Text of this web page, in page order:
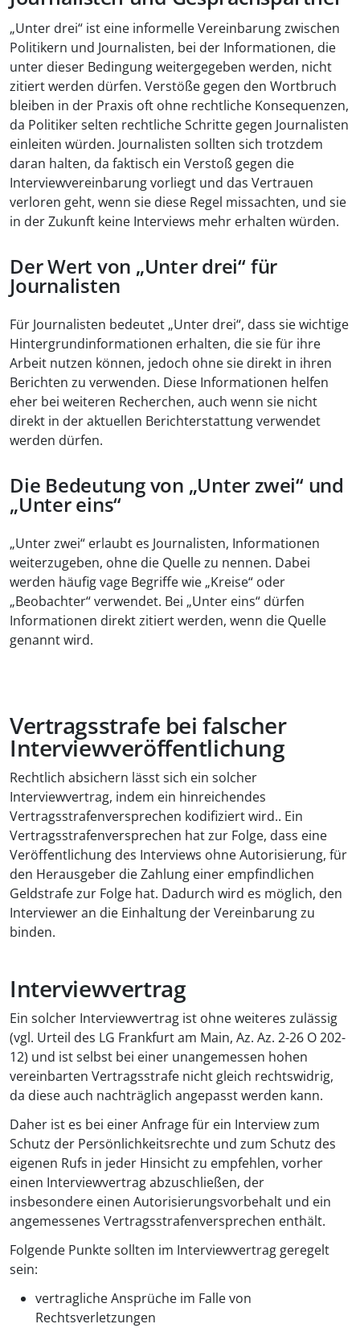
„Unter drei“ ist eine informelle Vereinbarung zwischen
Politikern und Journalisten, bei der Informationen, die
unter dieser Bedingung weitergegeben werden, nicht
zitiert werden dürfen. Verstöße gegen den Wortbruch
bleiben in der Praxis oft ohne rechtliche Konsequenzen,
da Politiker selten rechtliche Schritte gegen Journalisten
einleiten würden. Journalisten sollten sich trotzdem
daran halten, da faktisch ein Verstoß gegen die
Interviewvereinbarung vorliegt und das Vertrauen
verloren geht, wenn sie diese Regel missachten, und sie
in der Zukunft keine Interviews mehr erhalten würden.
Der Wert von „Unter drei“ für
Journalisten
Für Journalisten bedeutet „Unter drei“, dass sie wichtige
Hintergrundinformationen erhalten, die sie für ihre
Arbeit nutzen können, jedoch ohne sie direkt in ihren
Berichten zu verwenden. Diese Informationen helfen
eher bei weiteren Recherchen, auch wenn sie nicht
direkt in der aktuellen Berichterstattung verwendet
werden dürfen.
Die Bedeutung von „Unter zwei“ und
„Unter eins“
„Unter zwei“ erlaubt es Journalisten, Informationen
weiterzugeben, ohne die Quelle zu nennen. Dabei
werden häufig vage Begriffe wie „Kreise“ oder
„Beobachter“ verwendet. Bei „Unter eins“ dürfen
Informationen direkt zitiert werden, wenn die Quelle
genannt wird.
Vertragsstrafe bei falscher
Interviewveröffentlichung
Rechtlich absichern lässt sich ein solcher
Interviewvertrag, indem ein hinreichendes
Vertragsstrafenversprechen kodifiziert wird.. Ein
Vertragsstrafenversprechen hat zur Folge, dass eine
Veröffentlichung des Interviews ohne Autorisierung, für
den Herausgeber die Zahlung einer empfindlichen
Geldstrafe zur Folge hat. Dadurch wird es möglich, den
Interviewer an die Einhaltung der Vereinbarung zu
binden.
Interviewvertrag
Ein solcher Interviewvertrag ist ohne weiteres zulässig
(vgl. Urteil des LG Frankfurt am Main, Az. Az. 2-26 O 202-
12) und ist selbst bei einer unangemessen hohen
vereinbarten Vertragsstrafe nicht gleich rechtswidrig,
da diese auch nachträglich angepasst werden kann.
Daher ist es bei einer Anfrage für ein Interview zum
Schutz der Persönlichkeitsrechte und zum Schutz des
eigenen Rufs in jeder Hinsicht zu empfehlen, vorher
einen Interviewvertrag abzuschließen, der
insbesondere einen Autorisierungsvorbehalt und ein
angemessenes Vertragsstrafenversprechen enthält.
Folgende Punkte sollten im Interviewvertrag geregelt
sein:
vertragliche Ansprüche im Falle von
Rechtsverletzungen